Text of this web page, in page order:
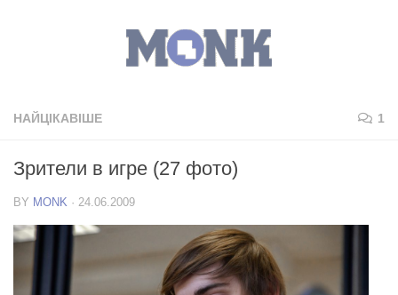
НАЙЦІКАВІШЕ 1
Зрители в игре (27 фото)
BY MONK · 24.06.2009